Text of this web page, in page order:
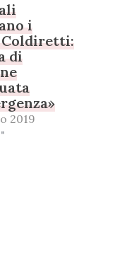
i
Coldiretti:
di
2019